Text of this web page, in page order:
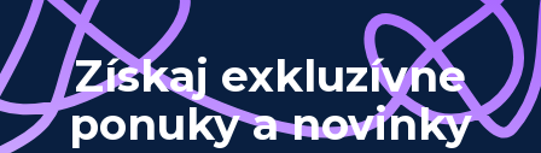
Získaj exkluzívne
ponuky a novinky